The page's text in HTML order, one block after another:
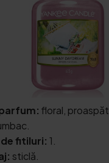
floral, proaspăt
fitiluri: 1.
sticlă.